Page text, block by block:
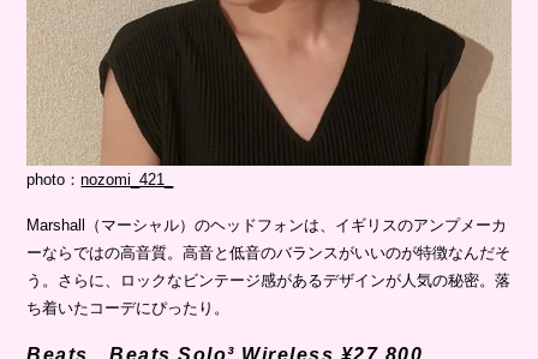
photo：nozomi_421_
Marshall（マーシャル）のヘッドフォンは、イギリスのアンプメーカ
ーならではの高音質。高音と低音のバランスがいいのが特徴なんだそ
う。さらに、ロックなビンテージ感があるデザインが人気の秘密。落
ち着いたコーデにぴったり。